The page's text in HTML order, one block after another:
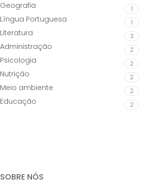
Geografia 1
Língua Portuguesa 1
Literatura 3
Administração 2
Psicologia 2
Nutrição 2
Meio ambiente 2
Educação 2
SOBRE NÓS